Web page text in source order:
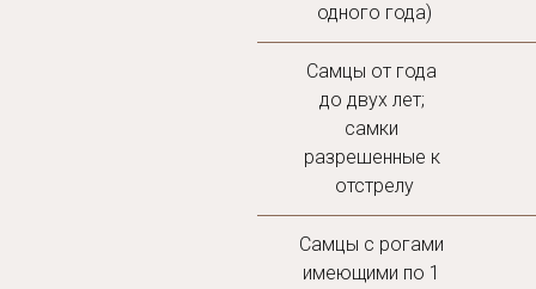
одного года)
Самцы от года
до двух лет;
самки
разрешенные к
отстрелу
Самцы с рогами
имеющими по 1